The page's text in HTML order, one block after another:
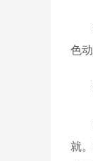
副
色动
秘
会
就